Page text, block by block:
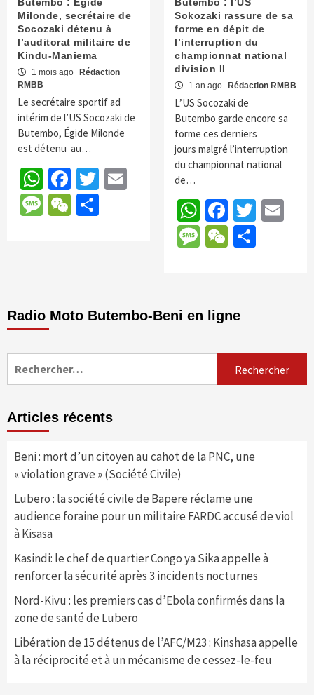
Milonde, secrétaire de
Socozaki détenu à
l’auditorat militaire de
Kindu-Maniema
1 mois ago
Rédaction
RMBB
Le secrétaire sportif ad
intérim de l’US Socozaki de
Butembo, Égide Milonde
est détenu au…
WhatsApp
Facebook
TwitterEmail
Message
WeChatPartager
Sokozaki rassure de sa
forme en dépit de
l’interruption du
championnat national
division II
1 an ago Rédaction RMBB
L’US Socozaki de
Butembo garde encore sa
forme ces derniers
jours malgré l’interruption
du championnat national
de…
WhatsApp
Message
WeChat
Radio Moto Butembo-Beni en ligne
Articles récents
Beni : mort d’un citoyen au cahot de la PNC, une
« violation grave » (Société Civile)
Lubero : la société civile de Bapere réclame une
audience foraine pour un militaire FARDC accusé de viol
à Kisasa
Kasindi: le chef de quartier Congo ya Sika appelle à
renforcer la sécurité après 3 incidents nocturnes
Nord-Kivu : les premiers cas d’Ebola confirmés dans la
zone de santé de Lubero
Libération de 15 détenus de l’AFC/M23 : Kinshasa appelle
à la réciprocité et à un mécanisme de cessez-le-feu